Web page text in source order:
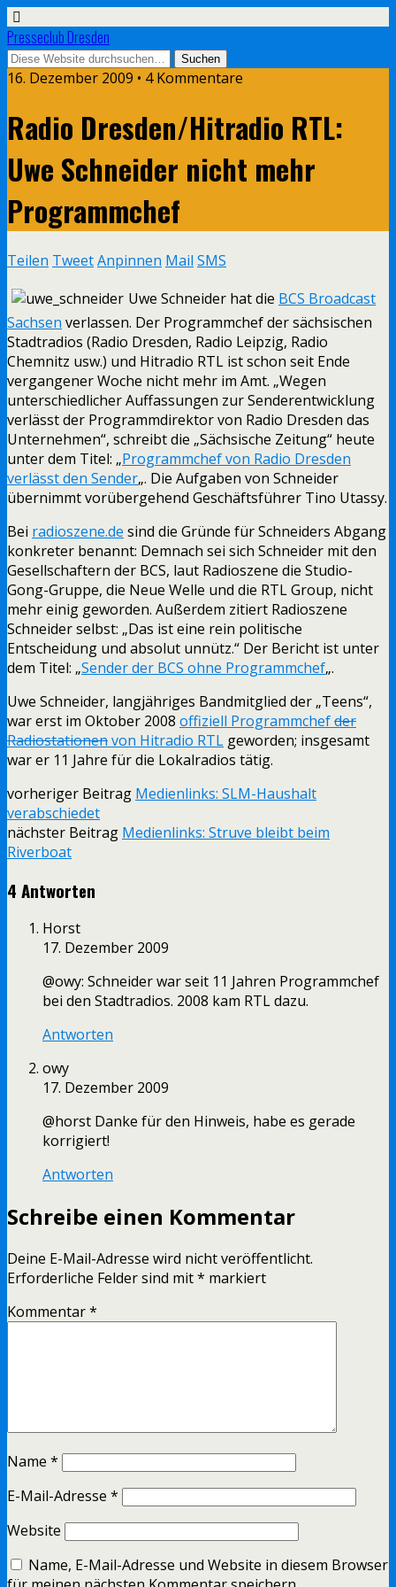
Presseclub Dresden
16. Dezember 2009 • 4 Kommentare
Radio Dresden/Hitradio RTL:
Uwe Schneider nicht mehr
Programmchef
Teilen TweetAnpinnen Mail SMS
Uwe Schneider hat die BCS Broadcast
Sachsen verlassen. Der Programmchef der sächsischen
Stadtradios (Radio Dresden, Radio Leipzig, Radio
Chemnitz usw.) und Hitradio RTL ist schon seit Ende
vergangener Woche nicht mehr im Amt. „Wegen
unterschiedlicher Auffassungen zur Senderentwicklung
verlässt der Programmdirektor von Radio Dresden das
Unternehmen“, schreibt die „Sächsische Zeitung“ heute
unter dem Titel: „Programmchef von Radio Dresden
verlässt den Sender„. Die Aufgaben von Schneider
übernimmt vorübergehend Geschäftsführer Tino Utassy.
Bei radioszene.de sind die Gründe für Schneiders Abgang
konkreter benannt: Demnach sei sich Schneider mit den
Gesellschaftern der BCS, laut Radioszene die Studio-
Gong-Gruppe, die Neue Welle und die RTL Group, nicht
mehr einig geworden. Außerdem zitiert Radioszene
Schneider selbst: „Das ist eine rein politische
Entscheidung und absolut unnütz.“ Der Bericht ist unter
dem Titel: „Sender der BCS ohne Programmchef„.
Uwe Schneider, langjähriges Bandmitglied der „Teens“,
war erst im Oktober 2008 offiziell Programmchefder
Radiostationenvon Hitradio RTL geworden; insgesamt
war er 11 Jahre für die Lokalradios tätig.
vorheriger Beitrag Medienlinks: SLM-Haushalt
verabschiedet
nächster Beitrag Medienlinks: Struve bleibt beim
Riverboat
4 Antworten
Horst
17. Dezember 2009
@owy: Schneider war seit 11 Jahren Programmchef
bei den Stadtradios. 2008 kam RTL dazu.
Antworten
owy
17. Dezember 2009
@horst Danke für den Hinweis, habe es gerade
korrigiert!
Antworten
Schreibe einen Kommentar
Deine E-Mail-Adresse wird nicht veröffentlicht.
Erforderliche Felder sind mit* markiert
Kommentar*
Name *
E-Mail-Adresse *
Website
Name, E-Mail-Adresse und Website in diesem Browser